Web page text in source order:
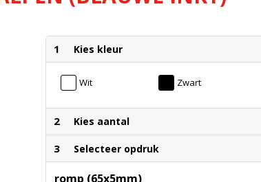
1 Kies kleur
Wit Zwart
2 Kies aantal
3 Selecteer opdruk
romp (65x5mm)